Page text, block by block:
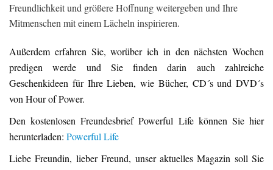
Freundlichkeit und größere Hoffnung weitergeben und Ihre
Mitmenschen mit einem Lächeln inspirieren.
Außerdem erfahren Sie, worüber ich in den nächsten Wochen
predigen werde und Sie finden darin auch zahlreiche
Geschenkideen für Ihre Lieben, wie Bücher, CD´s und DVD´s
von Hour of Power.
Den kostenlosen Freundesbrief Powerful Life können Sie hier
herunterladen: Powerful Life
Liebe Freundin, lieber Freund, unser aktuelles Magazin soll Sie